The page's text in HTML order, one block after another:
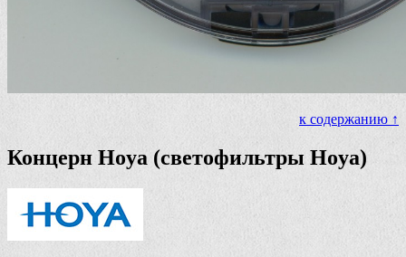
к содержанию ↑
Концерн Hoya (светофильтры Hoya)